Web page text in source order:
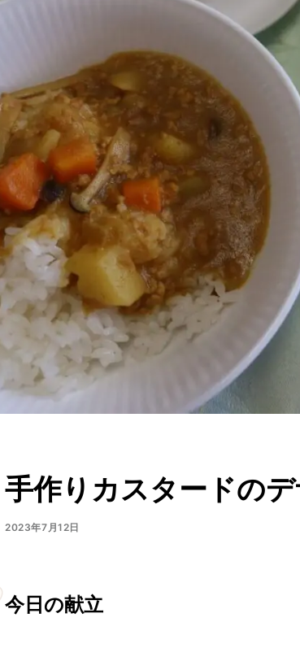
手作りカスタードのデ
2023年7月12日
今日の献立